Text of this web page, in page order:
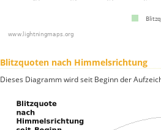
Blitzquoten nach Himmelsrichtung
Dieses Diagramm wird seit Beginn der